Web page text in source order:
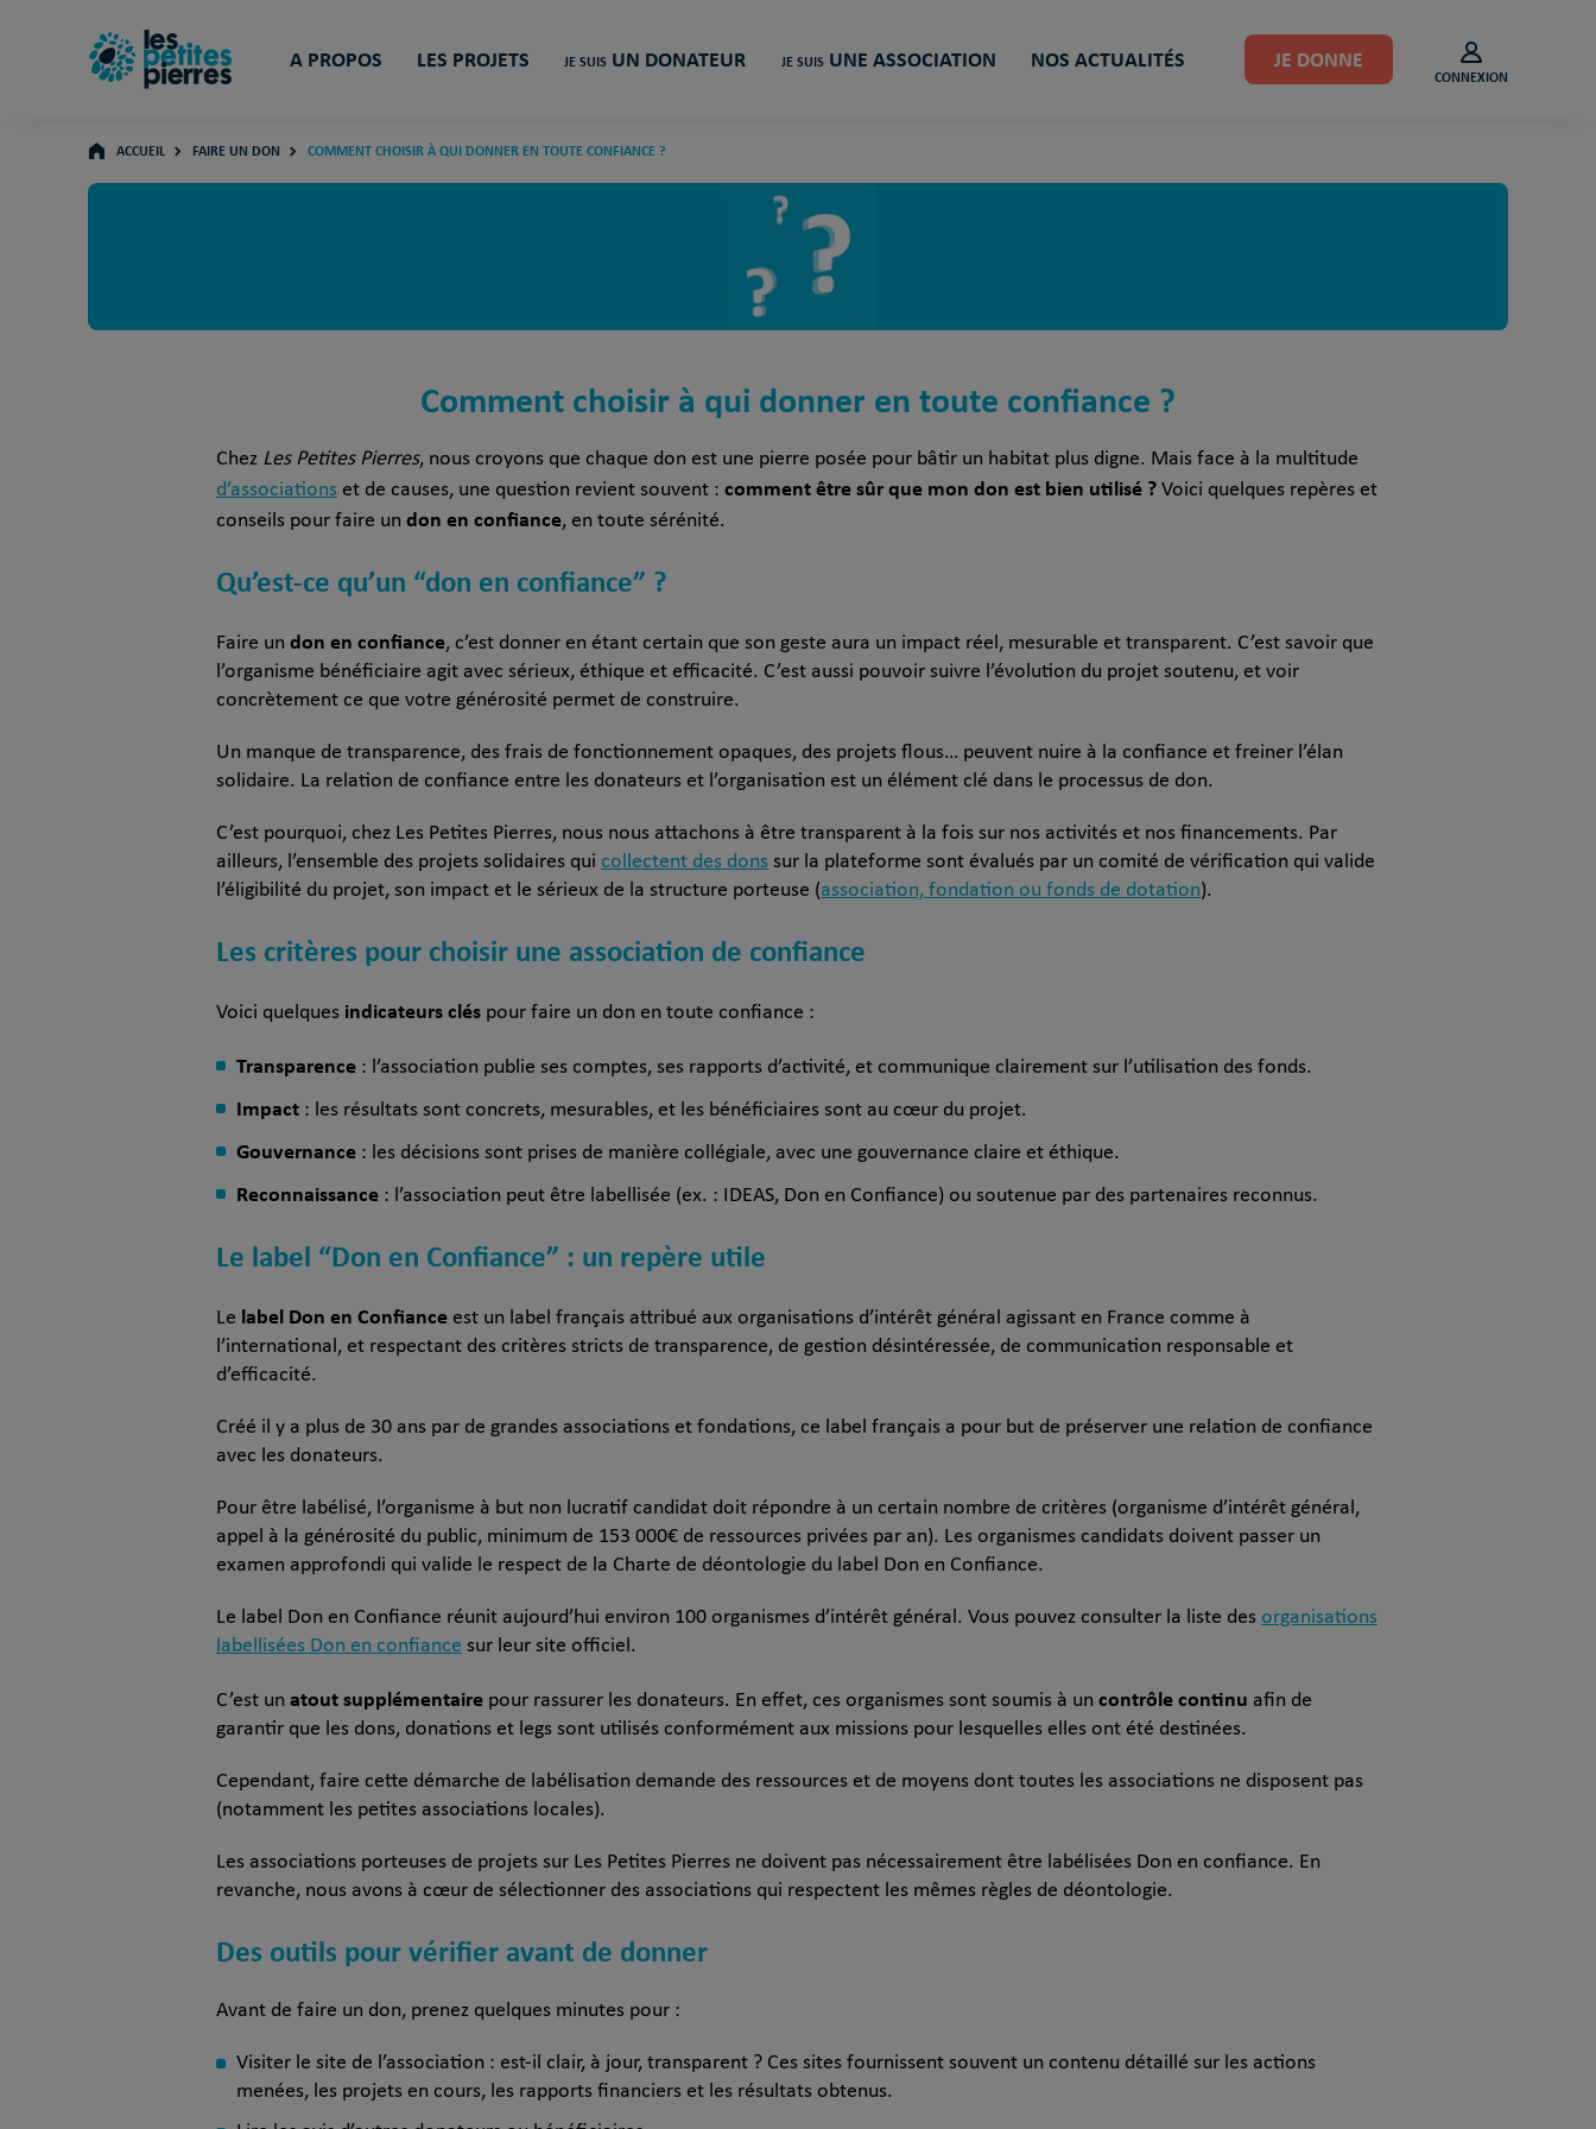
A PROPOS LES PROJETS JE SUIS UN DONATEUR JE SUIS UNE ASSOCIATION NOS ACTUALITÉS JE DONNE
CONNEXION
ACCUEIL FAIRE UN DON COMMENT CHOISIR À QUI DONNER EN TOUTE CONFIANCE ?
Comment choisir à qui donner en toute confiance ?
Chez Les Petites Pierres, nous croyons que chaque don est une pierre posée pour bâtir un habitat plus digne. Mais face à la multitude
d’associations et de causes, une question revient souvent : comment être sûr que mon don est bien utilisé ? Voici quelques repères et
conseils pour faire un don en confiance, en toute sérénité.
Qu’est-ce qu’un “don en confiance” ?
Faire un don en confiance, c’est donner en étant certain que son geste aura un impact réel, mesurable et transparent. C’est savoir que
l’organisme bénéficiaire agit avec sérieux, éthique et efficacité. C’est aussi pouvoir suivre l’évolution du projet soutenu, et voir
concrètement ce que votre générosité permet de construire.
Un manque de transparence, des frais de fonctionnement opaques, des projets flous… peuvent nuire à la confiance et freiner l’élan
solidaire. La relation de confiance entre les donateurs et l’organisation est un élément clé dans le processus de don.
C’est pourquoi, chez Les Petites Pierres, nous nous attachons à être transparent à la fois sur nos activités et nos financements. Par
ailleurs, l’ensemble des projets solidaires qui collectent des dons sur la plateforme sont évalués par un comité de vérification qui valide
l’éligibilité du projet, son impact et le sérieux de la structure porteuse (association, fondation ou fonds de dotation).
Les critères pour choisir une association de confiance
Voici quelques indicateurs clés pour faire un don en toute confiance :
Transparence : l’association publie ses comptes, ses rapports d’activité, et communique clairement sur l’utilisation des fonds.
Impact : les résultats sont concrets, mesurables, et les bénéficiaires sont au cœur du projet.
Gouvernance : les décisions sont prises de manière collégiale, avec une gouvernance claire et éthique.
Reconnaissance : l’association peut être labellisée (ex. : IDEAS, Don en Confiance) ou soutenue par des partenaires reconnus.
Le label “Don en Confiance” : un repère utile
Le label Don en Confiance est un label français attribué aux organisations d’intérêt général agissant en France comme à
l’international, et respectant des critères stricts de transparence, de gestion désintéressée, de communication responsable et
d’efficacité.
Créé il y a plus de 30 ans par de grandes associations et fondations, ce label français a pour but de préserver une relation de confiance
avec les donateurs.
Pour être labélisé, l’organisme à but non lucratif candidat doit répondre à un certain nombre de critères (organisme d’intérêt général,
appel à la générosité du public, minimum de 153 000€ de ressources privées par an). Les organismes candidats doivent passer un
examen approfondi qui valide le respect de la Charte de déontologie du label Don en Confiance.
Le label Don en Confiance réunit aujourd’hui environ 100 organismes d’intérêt général. Vous pouvez consulter la liste des organisations
labellisées Don en confiance sur leur site officiel.
C’est un atout supplémentaire pour rassurer les donateurs. En effet, ces organismes sont soumis à un contrôle continu afin de
garantir que les dons, donations et legs sont utilisés conformément aux missions pour lesquelles elles ont été destinées.
Cependant, faire cette démarche de labélisation demande des ressources et de moyens dont toutes les associations ne disposent pas
(notamment les petites associations locales).
Les associations porteuses de projets sur Les Petites Pierres ne doivent pas nécessairement être labélisées Don en confiance. En
revanche, nous avons à cœur de sélectionner des associations qui respectent les mêmes règles de déontologie.
Des outils pour vérifier avant de donner
Avant de faire un don, prenez quelques minutes pour :
Visiter le site de l’association : est-il clair, à jour, transparent ? Ces sites fournissent souvent un contenu détaillé sur les actions
menées, les projets en cours, les rapports financiers et les résultats obtenus.